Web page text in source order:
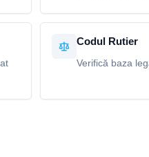
Codul Rutier
Verifică baza